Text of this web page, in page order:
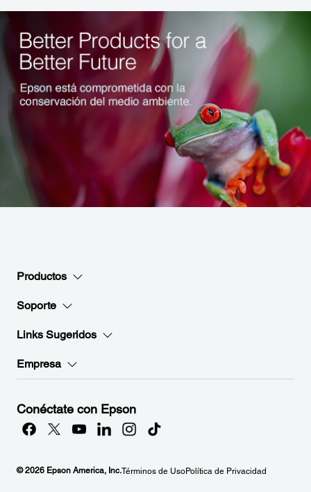
Productos
Soporte
Links Sugeridos
Empresa
Conéctate con Epson
© 2026 Epson America, Inc.Términos de UsoPolítica de Privacidad